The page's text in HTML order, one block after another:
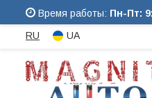
Время работы: Пн-Пт:
RU UA